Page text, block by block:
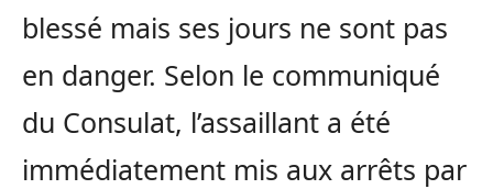
blessé mais ses jours ne sont pas
en danger. Selon le communiqué
du Consulat, l’assaillant a été
immédiatement mis aux arrêts par